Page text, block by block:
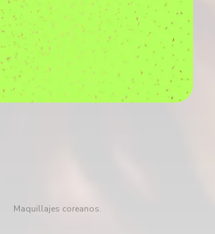
Maquillajes coreanos.